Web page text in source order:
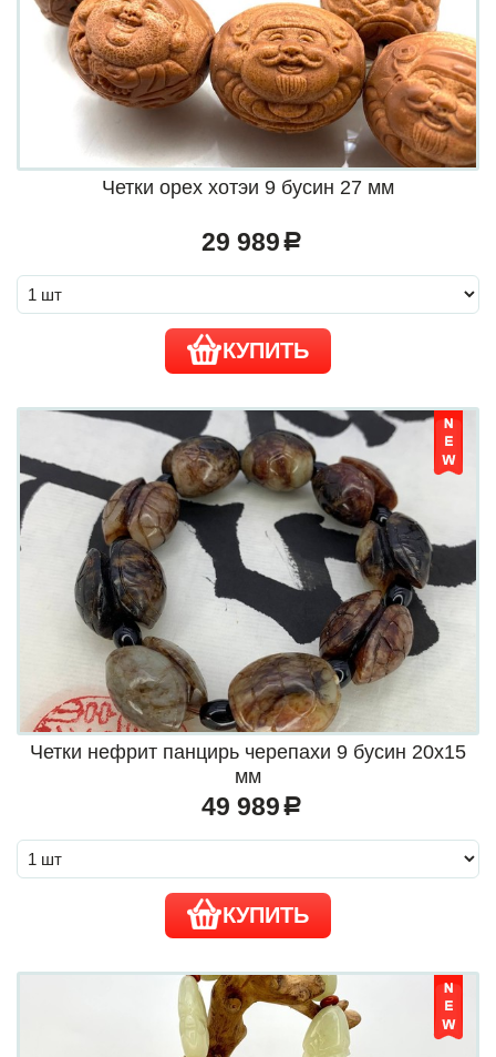
Четки орех хотэи 9 бусин 27 мм
29 989 a
КУПИТЬ
Четки нефрит панцирь черепахи 9 бусин 20х15
мм
49 989 a
КУПИТЬ